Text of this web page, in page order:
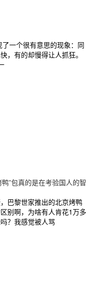
一个很有意思的现象：同
，有的却慢得让人抓狂。
”包真的是在考验国人的智
巴黎世家推出的北京烤鸭
别啊，为啥有人肯花1万多
？我感觉被人骂